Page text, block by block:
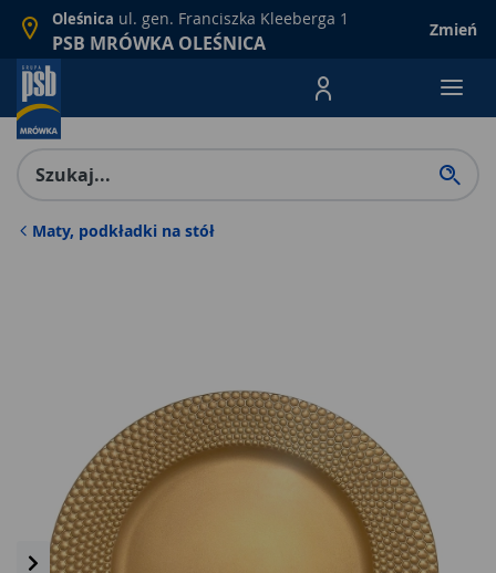
Oleśnica ul. gen. Franciszka Kleeberga 1
PSB MRÓWKA OLEŚNICA
Zmień
Menu Produktów,
Maty, podkładki na stół